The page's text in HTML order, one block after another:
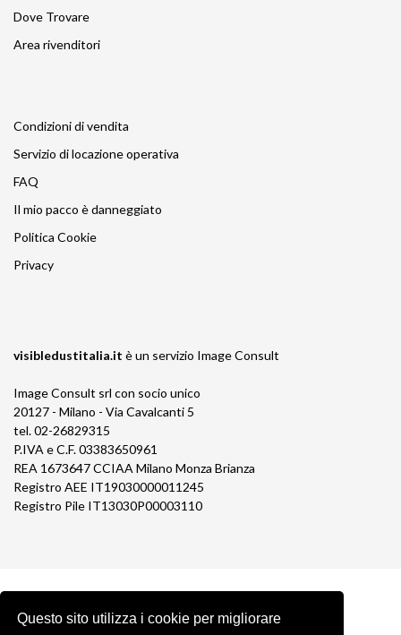
Questo sito utilizza i cookie per migliorare
Dove Trovare
Area rivenditori
Condizioni di vendita
Servizio di locazione operativa
FAQ
Il mio pacco è danneggiato
Politica Cookie
Privacy
visibledustitalia.it è un servizio Image Consult
Image Consult srl con socio unico
20127 - Milano - Via Cavalcanti 5
tel. 02-26829315
P.IVA e C.F. 03383650961
REA 1673647 CCIAA Milano Monza Brianza
Registro AEE IT19030000011245
Registro Pile IT13030P00003110